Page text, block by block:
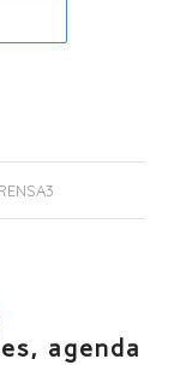
agenda